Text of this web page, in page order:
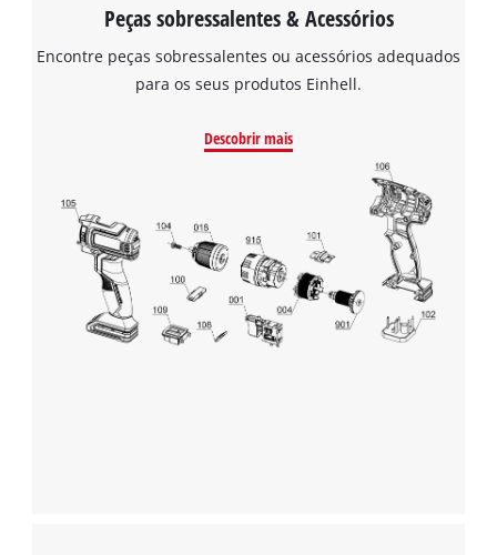
Peças sobressalentes & Acessórios
Encontre peças sobressalentes ou acessórios adequados
para os seus produtos Einhell.
Descobrir mais